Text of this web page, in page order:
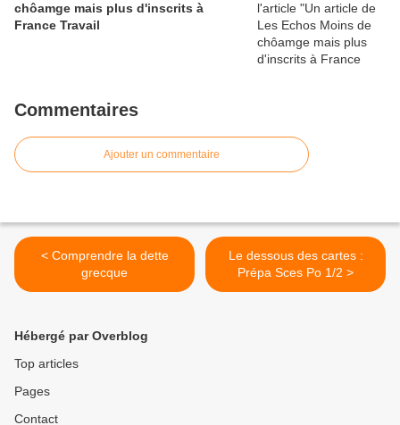
chôamge mais plus d'inscrits à
France Travail
Commentaires
Ajouter un commentaire
< Comprendre la dette
grecque
Le dessous des cartes :
Prépa Sces Po 1/2 >
Hébergé par Overblog
Top articles
Pages
Contact